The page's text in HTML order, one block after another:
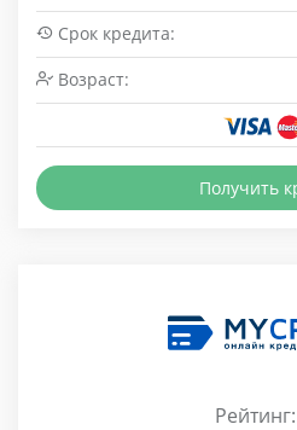
Срок кредита:
Возраст:
Получить